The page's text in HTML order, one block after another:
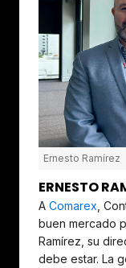
Ernesto Ramírez
ERNESTO
A Comarex ,
buen mercado
Ramírez, su
debe estar. La